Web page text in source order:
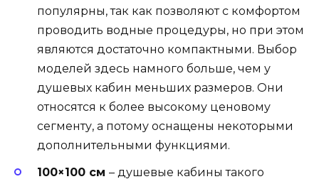
популярны, так как позволяют с комфортом
проводить водные процедуры, но при этом
являются достаточно компактными. Выбор
моделей здесь намного больше, чем у
душевых кабин меньших размеров. Они
относятся к более высокому ценовому
сегменту, а потому оснащены некоторыми
дополнительными функциями.
100×100 см – душевые кабины такого